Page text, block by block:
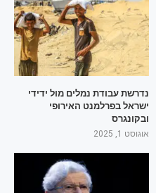
נדרשת עבודת נמלים מול ידידי
ישראל בפרלמנט האירופי
ובקונגרס
אוגוסט 1, 2025